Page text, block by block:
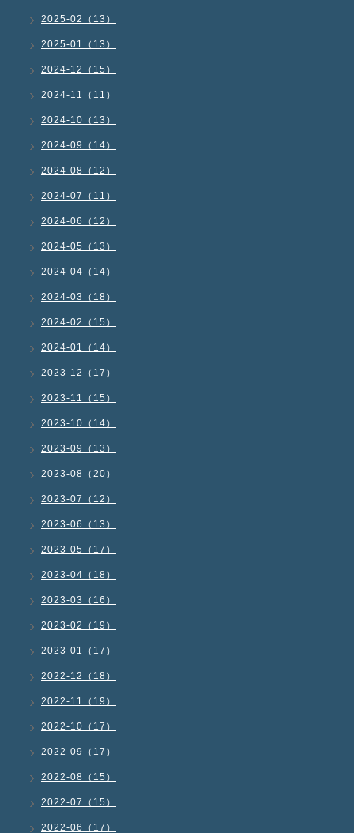
2025-02（13）
2025-01（13）
2024-12（15）
2024-11（11）
2024-10（13）
2024-09（14）
2024-08（12）
2024-07（11）
2024-06（12）
2024-05（13）
2024-04（14）
2024-03（18）
2024-02（15）
2024-01（14）
2023-12（17）
2023-11（15）
2023-10（14）
2023-09（13）
2023-08（20）
2023-07（12）
2023-06（13）
2023-05（17）
2023-04（18）
2023-03（16）
2023-02（19）
2023-01（17）
2022-12（18）
2022-11（19）
2022-10（17）
2022-09（17）
2022-08（15）
2022-07（15）
2022-06（17）